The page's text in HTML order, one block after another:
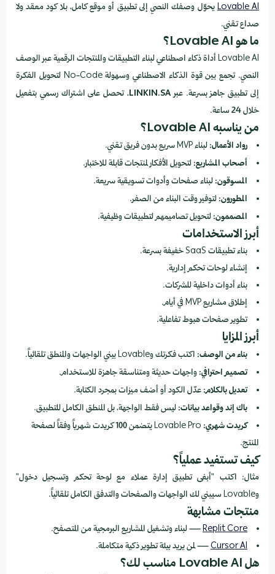
Lovable AIيحوّل وصفك النصي إلى تطبيق أو موقع كامل، بلا كود معقد ولا
صداع تقني.
ما هو Lovable AI؟
Lovable AI أداة ذكاء اصطناعي لبناء التطبيقات والمنتجات الرقمية عبر الوصف
النصي. تجمع بين قوة الذكاء الاصطناعي وسهولة No-Code لتحويل الفكرة
إلى تطبيق جاهز بسرعة. عبرLINKIN.SA، تحصل على اشتراك رسمي بتفعيل
خلال 24 ساعة.
من يناسبه Lovable AI؟
رواد الأعمال: لبناء MVP سريع بدون فريق تقني.
أصحاب المشاريع: لتحويل الأفكار لمنتجات قابلة للاختبار.
المسوقون: لبناء صفحات وأدوات تسويقية سريعة.
المطورون: لتوفير وقت البناء من الصفر.
المصممون: لتحويل تصاميمهم لتطبيقات وظيفية.
أبرز الاستخدامات
بناء تطبيقات SaaS خفيفة بسرعة.
إنشاء لوحات تحكم إدارية.
بناء أدوات داخلية للشركات.
إطلاق مشاريع MVP في أيام.
تطوير صفحات هبوط تفاعلية.
أبرز المزايا
بناء من الوصف: اكتب فكرتك وLovable يبني الواجهات والمنطق تلقائياً.
تصميم احترافي: واجهات حديثة ومتناسقة جاهزة للاستخدام.
تعديل بالكلام: عدّل الكود أو أضف ميزات بمجرد الكتابة.
باك إند وقواعد بيانات: ليس فقط الواجهة، بل المنطق الكامل للتطبيق.
كريدت شهري:
Lovable Pro يتضمن 100 كريدت شهرياً وفقاً لصفحة
المنتج.
كيف تستفيد عملياً؟
مثال: اكتب "أبغى تطبيق إدارة عملاء مع لوحة تحكم وتسجيل دخول"
وLovable سيبني لك الواجهات والصفحات والتدفق الكامل تلقائياً.
منتجات مشابهة
Replit Core— لبناء وتشغيل المشاريع البرمجية من المتصفح.
Cursor AI— لمن يريد بيئة تطوير ذكية متكاملة.
هل Lovable AI مناسب لك؟